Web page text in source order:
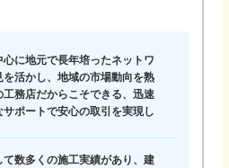
心に地元で長年培ったネットワ
を活かし、地域の市場動向を熟
工務店だからこそできる、迅速
サポートで安心の取引を実現し
て数多くの施工実績があり、建